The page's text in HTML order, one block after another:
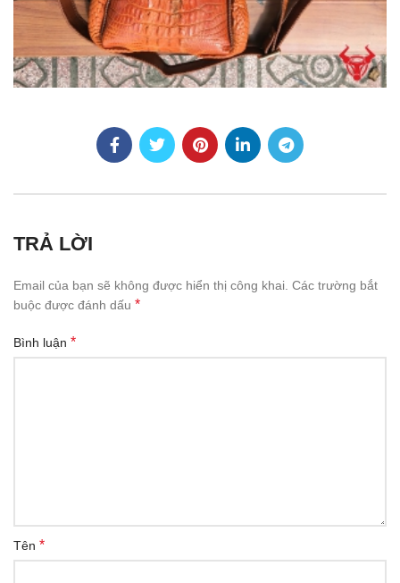
TRẢ LỜI
Email của bạn sẽ không được hiển thị công khai. Các trường bắt
buộc được đánh dấu *
Bình luận *
Tên *